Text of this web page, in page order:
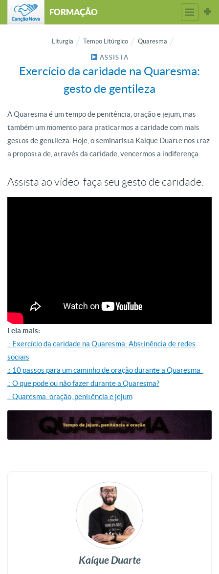
FORMAÇÃO
Liturgia Tempo Litúrgico Quaresma
ASSISTA
Exercício da caridade na Quaresma:
gesto de gentileza
A Quaresma é um tempo de penitência, oração e jejum, mas
também um momento para praticarmos a caridade com mais
gestos de gentileza. Hoje, o seminarista Kaíque Duarte nos traz
a proposta de, através da caridade, vencermos a indiferença.
Assista ao vídeo faça seu gesto de caridade:
Leia mais:
.: Exercício da caridade na Quaresma: Abstinência de redes
sociais
.: 10 passos para um caminho de oração durante a Quaresma
.: O que pode ou não fazer durante a Quaresma?
.: Quaresma: oração, penitência e jejum
Kaíque Duarte